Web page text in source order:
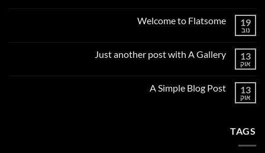
19
נוב
Welcome to Flatsome
Welcome
13
אוק
Just another post with A Gallery
Just
13
אוק
A Simple Blog Post
TAGS